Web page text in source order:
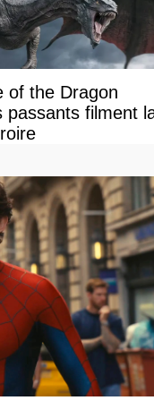
of the Dragon
passants filment